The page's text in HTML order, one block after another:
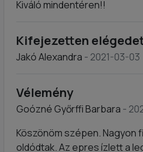
Kiváló mindentéren!!
Kifejezetten
Jakó Alexandra - 2021-03-03
Vélemény
Goózné Győrffi Barbara -
Köszönöm szépen. Nagyon
oldódtak. Az epres ízlett a